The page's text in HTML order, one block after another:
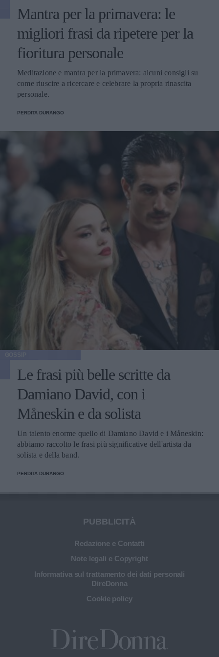
Mantra per la primavera: le
migliori frasi da ripetere per la
fioritura personale
Meditazione e mantra per la primavera: alcuni consigli su
come riuscire a ricercare e celebrare la propria rinascita
personale.
PERDITA DURANGO
Le frasi più belle scritte da
Damiano David, con i
Måneskin e da solista
Un talento enorme quello di Damiano David e i Måneskin:
abbiamo raccolto le frasi più significative dell'artista da
solista e della band.
PERDITA DURANGO
PUBBLICITÀ
Redazione e Contatti
Note legali e Copyright
Informativa sul trattamento dei dati personali
DireDonna
Cookie policy